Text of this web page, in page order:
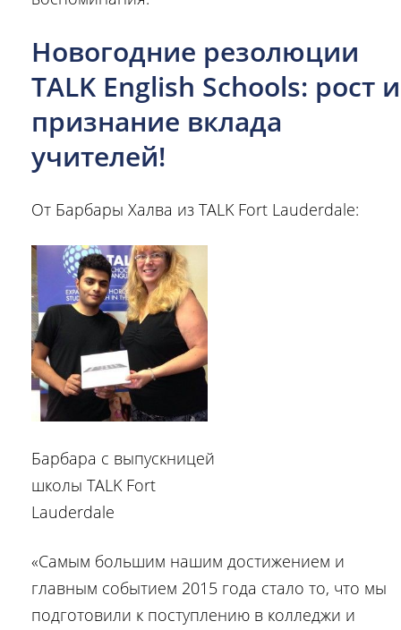
Новогодние резолюции
TALK English Schools: рост и
признание вклада
учителей!
От Барбары Халва из TALK Fort Lauderdale:
Барбара с выпускницей
школы TALK Fort
Lauderdale
«Самым большим нашим достижением и
главным событием 2015 года стало то, что мы
подготовили к поступлению в колледжи и